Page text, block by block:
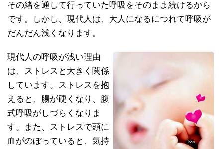
その緒を通して行っていた呼吸をそのまま続けるから
です。しかし、現代人は、大人になるにつれて呼吸が
だんだん浅くなります。
現代人の呼吸が浅い理由
は、ストレスと大きく関係
しています。ストレスを抱
えると、腸が硬くなり、腹
式呼吸がしづらくなりま
す。また、ストレスで頭に
血がのぼっていると、気持